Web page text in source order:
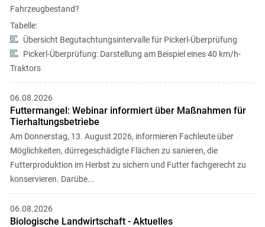
Fahrzeugbestand?
Tabelle:
Übersicht Begutachtungsintervalle für Pickerl-Überprüfung
Pickerl-Überprüfung: Darstellung am Beispiel eines 40 km/h-
Traktors
Futtermangel: Webinar informiert über Maßnahmen für
Tierhaltungsbetriebe
Am Donnerstag, 13. August 2026, informieren Fachleute über
Möglichkeiten, dürregeschädigte Flächen zu sanieren, die
Futterproduktion im Herbst zu sichern und Futter fachgerecht zu
konservieren. Darübe...
06.08.2026
Biologische Landwirtschaft - Aktuelles
06.08.2026